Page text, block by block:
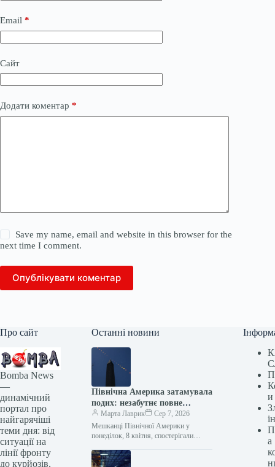
Email *
Сайт
Додати коментар *
Save my name, email and website in this browser for the
next time I comment.
Опублікувати коментар
Про сайт
Bomba News
—
динамічний
портал про
найгарячіші
теми дня: від
ситуації на
лінії фронту
до курйозів,
Останні новини
Північна Америка затамувала
подих: незабутнє повне
сонячне затемнення
Марта Лаврик
Сер 7, 2026
Мешканці Північної Америки у
понеділок, 8 квітня, спостерігали
затемнення. У місті Расселлвілл, штат
Арканзас,…
и
а